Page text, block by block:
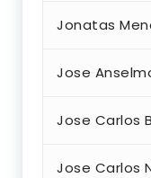
Jonatas
Jose
Jose Carlos
Jose Carlos